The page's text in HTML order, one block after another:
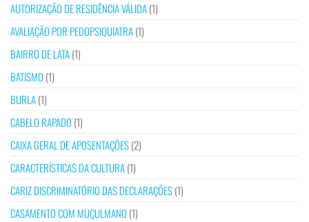
AUTORIZAÇÃO DE RESIDÊNCIA VÁLIDA(1)
AVALIAÇÃO POR PEDOPSIQUIATRA(1)
BAIRRO DE LATA(1)
BATISMO (1)
BURLA(1)
CABELO RAPADO (1)
CAIXA GERAL DE APOSENTAÇÕES(2)
CARACTERÍSTICAS DA CULTURA(1)
CARIZ DISCRIMINATÓRIO DAS DECLARAÇÕES(1)
CASAMENTO COM MUÇULMANO (1)